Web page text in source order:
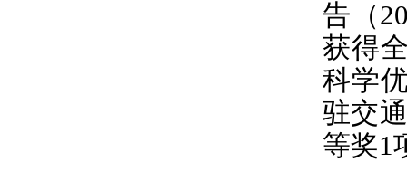
告（
获得
科学
驻交
等奖1